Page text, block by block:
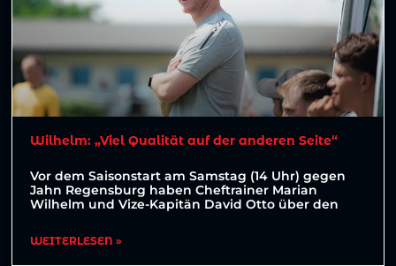
Wilhelm: „Viel Qualität auf der anderen Seite“
Vor dem Saisonstart am Samstag (14 Uhr) gegen
Jahn Regensburg haben Cheftrainer Marian
Wilhelm und Vize-Kapitän David Otto über den
WEITERLESEN »